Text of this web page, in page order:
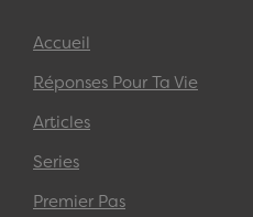
Accueil
Réponses Pour Ta Vie
Articles
Series
Premier Pas